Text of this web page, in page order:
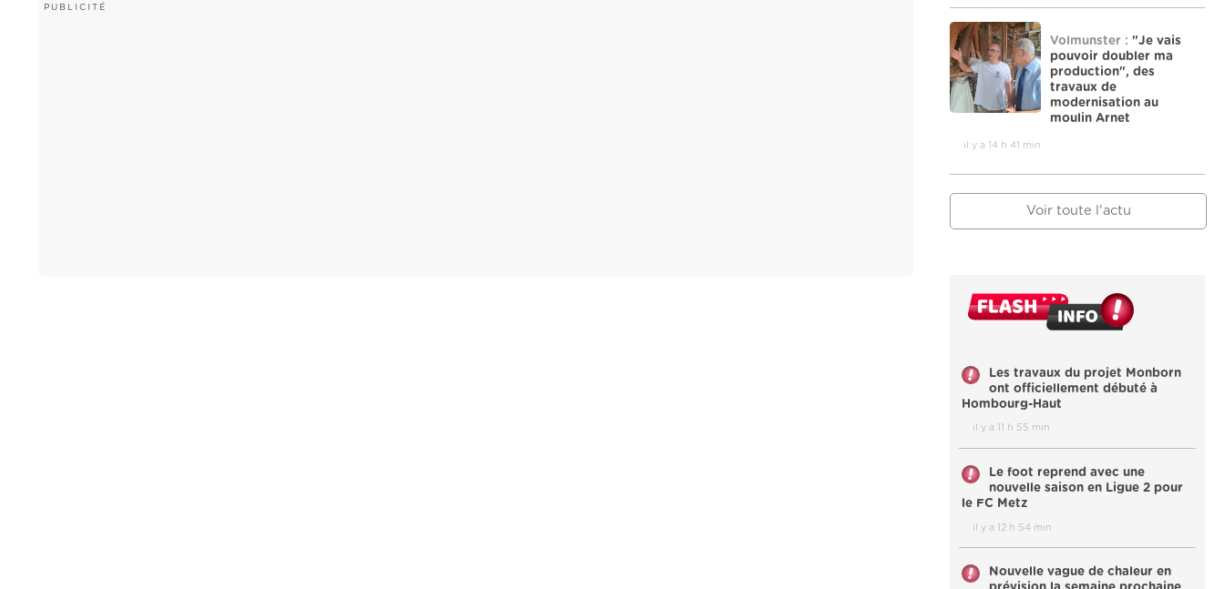
Volmunster : "Je vais
pouvoir doubler ma
production", des
travaux de
modernisation au
moulin Arnet
il y a 14 h 41 min
Voir toute l'actu
Les travaux du projet Monborn
ont officiellement débuté à
Hombourg-Haut
il y a 11 h 55 min
Le foot reprend avec une
nouvelle saison en Ligue 2 pour
le FC Metz
il y a 12 h 54 min
Nouvelle vague de chaleur en